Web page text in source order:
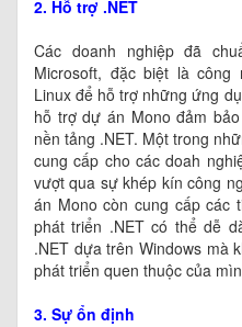
2. Hỗ trợ .NET
Các doanh nghiệp đã
Microsoft, đặc biệt là
Linux để hỗ trợ những ứng
hỗ trợ dự án Mono đảm
nền tảng .NET. Một trong
cung cấp cho các doah
vượt qua sự khép kín công
án Mono còn cung cấp các
phát triển .NET có thể dễ
.NET dựa trên Windows mà
phát triển quen thuộc của
3. Sự ổn định